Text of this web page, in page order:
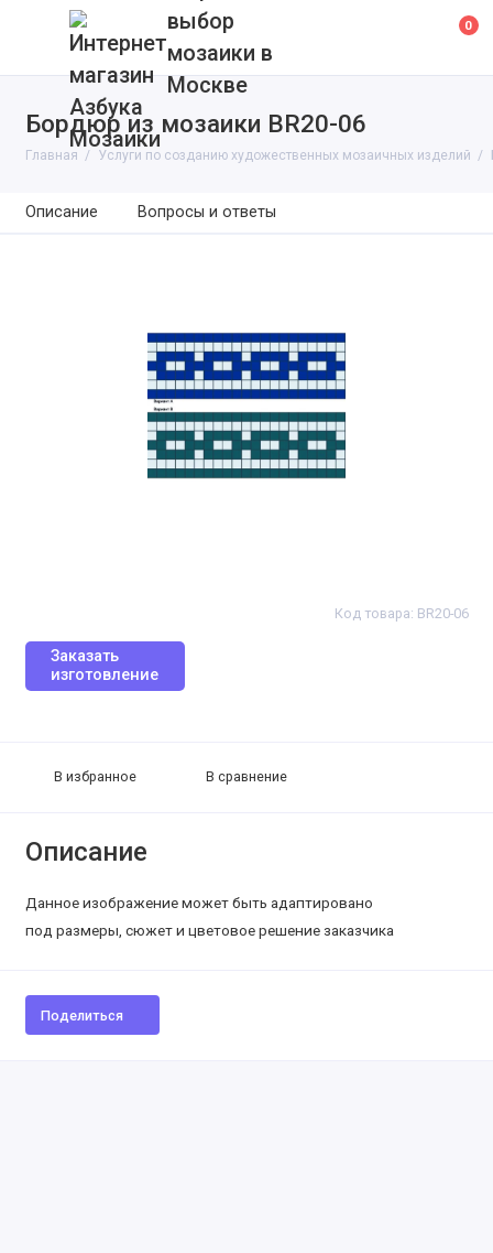
выбор
мозаики в
Москве
0
Бордюр из мозаики BR20-06
Главная Услуги по созданию художественных мозаичных изделий
Описание Вопросы и ответы
Код товара: BR20-06
Заказать
изготовление
В избранное В сравнение
Описание
Данное изображение может быть адаптировано
под размеры, сюжет и цветовое решение заказчика
Поделиться